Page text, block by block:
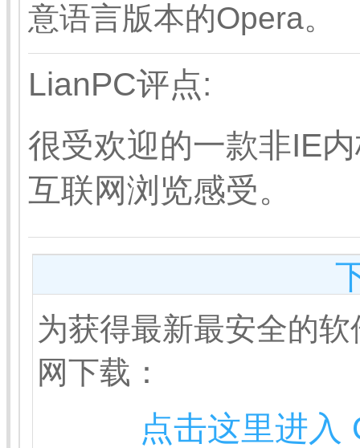
意语言版本的Opera。
LianPC评点:
很受欢迎的一款非IE
互联网浏览感受。
为获得最新最安全的
网下载：
点击这里进入